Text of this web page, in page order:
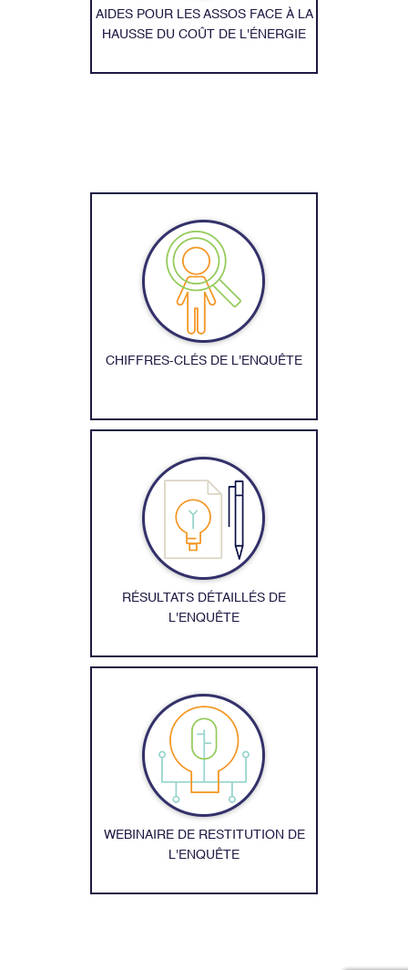
AIDES POUR LES ASSOS FACE À LA
HAUSSE DU COÛT DE L'ÉNERGIE
CHIFFRES-CLÉS DE L'ENQUÊTE
RÉSULTATS DÉTAILLÉS DE
L'ENQUÊTE
WEBINAIRE DE RESTITUTION DE
L'ENQUÊTE